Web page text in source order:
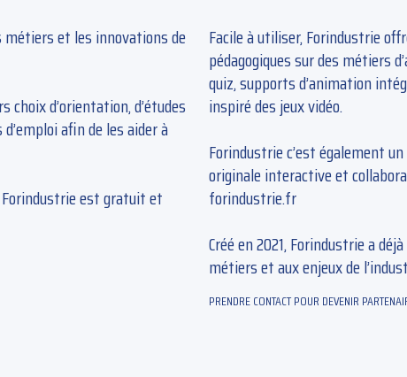
métiers et les innovations de
choix d’orientation, d’études
afin de les aider à
Forindustrie est gratuit et
Facile à utiliser, Forindustrie
pédagogiques sur des métiers
quiz, supports d’animation
inspiré des jeux vidéo.
Forindustrie c’est également
originale interactive et
forindustrie.fr
Créé en 2021, Forindustrie a
métiers et aux enjeux de
PRENDRE CONTACT POUR DEVENIR